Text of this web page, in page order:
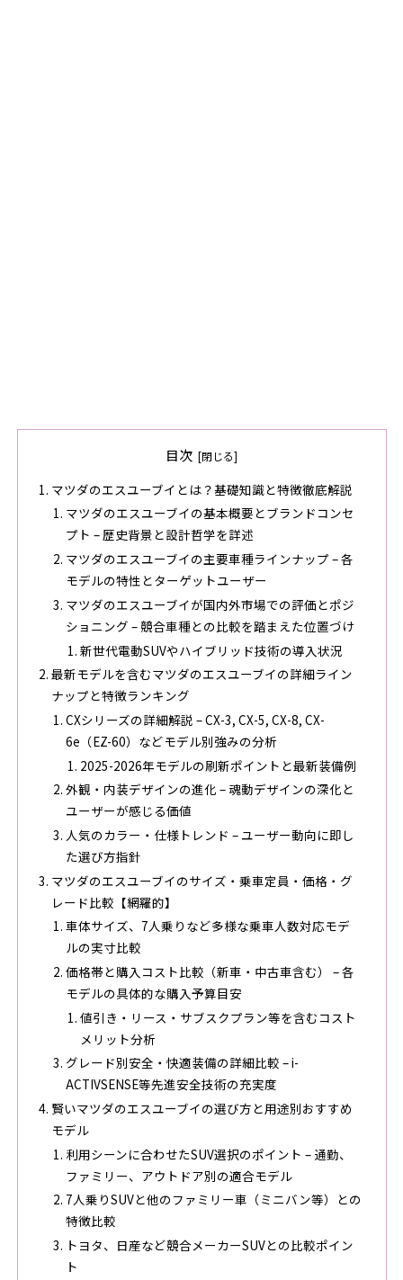
目次
マツダのエスユーブイとは？基礎知識と特徴徹底解説
マツダのエスユーブイの基本概要とブランドコンセ
プト – 歴史背景と設計哲学を詳述
マツダのエスユーブイの主要車種ラインナップ – 各
モデルの特性とターゲットユーザー
マツダのエスユーブイが国内外市場での評価とポジ
ショニング – 競合車種との比較を踏まえた位置づけ
新世代電動SUVやハイブリッド技術の導入状況
最新モデルを含むマツダのエスユーブイの詳細ライン
ナップと特徴ランキング
CXシリーズの詳細解説 – CX-3, CX-5, CX-8, CX-
6e（EZ-60）などモデル別強みの分析
2025-2026年モデルの刷新ポイントと最新装備例
外観・内装デザインの進化 – 魂動デザインの深化と
ユーザーが感じる価値
人気のカラー・仕様トレンド – ユーザー動向に即し
た選び方指針
マツダのエスユーブイのサイズ・乗車定員・価格・グ
レード比較【網羅的】
車体サイズ、7人乗りなど多様な乗車人数対応モデ
ルの実寸比較
価格帯と購入コスト比較（新車・中古車含む） – 各
モデルの具体的な購入予算目安
値引き・リース・サブスクプラン等を含むコスト
メリット分析
グレード別安全・快適装備の詳細比較 – i-
ACTIVSENSE等先進安全技術の充実度
賢いマツダのエスユーブイの選び方と用途別おすすめ
モデル
利用シーンに合わせたSUV選択のポイント – 通勤、
ファミリー、アウトドア別の適合モデル
7人乗りSUVと他のファミリー車（ミニバン等）との
特徴比較
トヨタ、日産など競合メーカーSUVとの比較ポイン
ト